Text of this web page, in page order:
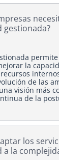
gestionada?
la
de las
visión más
de la
los
a la